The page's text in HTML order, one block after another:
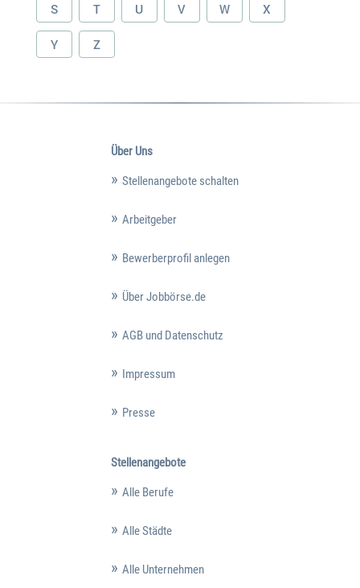
S T U V W X
Y Z
Über Uns
Stellenangebote schalten
Arbeitgeber
Bewerberprofil anlegen
Über Jobbörse.de
AGB und Datenschutz
Impressum
Presse
Stellenangebote
Alle Berufe
Alle Städte
Alle Unternehmen